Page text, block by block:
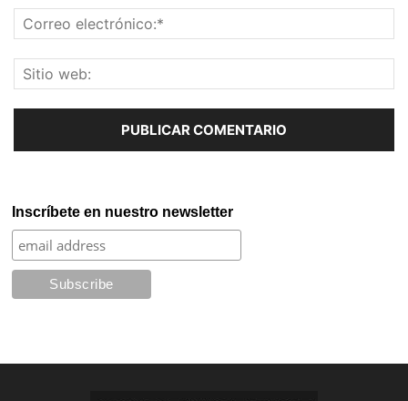
Inscríbete en nuestro newsletter